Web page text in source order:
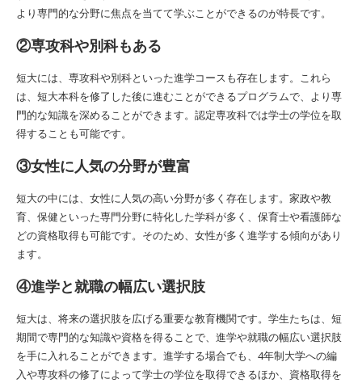
より専門的な分野に焦点を当てて学ぶことができるのが特長です。
②専攻科や別科もある
短大には、専攻科や別科といった進学コースも存在します。これら
は、短大本科を修了した後に進むことができるプログラムで、より専
門的な知識を深めることができます。認定専攻科では学士の学位を取
得することも可能です。
③女性に人気の分野が豊富
短大の中には、女性に人気の高い分野が多く存在します。家政や教
育、保健といった専門分野に特化した学科が多く、保育士や看護師な
どの資格取得も可能です。そのため、女性が多く進学する傾向があり
ます。
④進学と就職の幅広い選択肢
短大は、将来の選択肢を広げる重要な教育機関です。学生たちは、短
期間で専門的な知識や資格を得ることで、進学や就職の幅広い選択肢
を手に入れることができます。進学する場合でも、4年制大学への編
入や専攻科の修了によって学士の学位を取得できるほか、資格取得を